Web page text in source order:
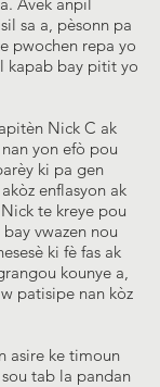
sa a, pèsonn pa
pwochen repa yo
kapab bay pitit yo
Nick C ak
yon efò pou
ki pa gen
enflasyon ak
te kreye pou
vwazen nou
ki fè fas ak
kounye a,
patisipe nan kòz
asire ke timoun
tab la pandan